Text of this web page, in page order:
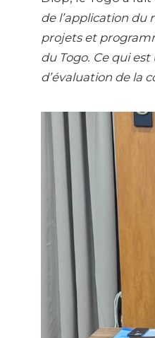
de l’application du
projets et
du Togo. Ce qui
d’évaluation de la